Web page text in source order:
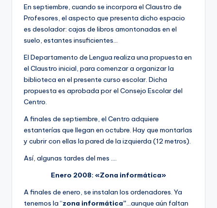
En septiembre, cuando se incorpora el Claustro de
Profesores, el aspecto que presenta dicho espacio
es desolador: cajas de libros amontonadas en el
suelo, estantes insuficientes…
El Departamento de Lengua realiza una propuesta en
el Claustro inicial, para comenzar a organizar la
biblioteca en el presente curso escolar. Dicha
propuesta es aprobada por el Consejo Escolar del
Centro.
A finales de septiembre, el Centro adquiere
estanterías que llegan en octubre. Hay que montarlas
y cubrir con ellas la pared de la izquierda (12 metros).
Así, algunas tardes del mes ….
Enero 2008: «Zona informática»
A finales de enero, se instalan los ordenadores. Ya
tenemos la “zona informática”…aunque aún faltan